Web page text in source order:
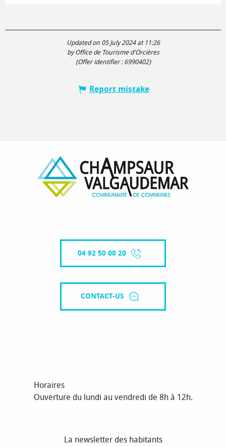
Updated on 05 July 2024 at 11:26
by Office de Tourisme d'Orcières
(Offer identifier : 6990402)
Report mistake
04 92 50 00 20
CONTACT-US
Horaires
Ouverture du lundi au vendredi de 8h à 12h.
La newsletter des habitants